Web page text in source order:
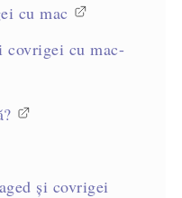
cu mac
covrigei cu mac-
și covrigei